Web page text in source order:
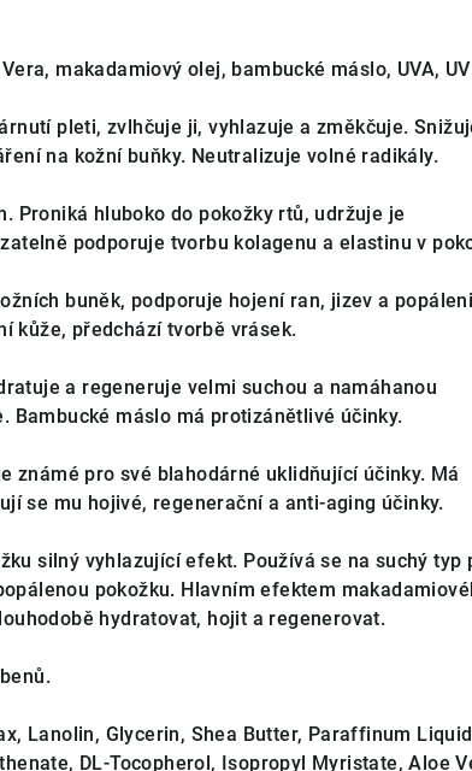
makadamiový olej, bambucké máslo, UVA,
pleti, zvlhčuje ji, vyhlazuje a změkčuje.
na kožní buňky. Neutralizuje volné radikály.
Proniká hluboko do pokožky rtů, udržuje je
podporuje tvorbu kolagenu a elastinu v
buněk, podporuje hojení ran, jizev a
kůže, předchází tvorbě vrásek.
a regeneruje velmi suchou a namáhanou
Bambucké máslo má protizánětlivé účinky.
známé pro své blahodárné uklidňující účinky. Má
se mu hojivé, regenerační a anti-aging účinky.
silný vyhlazující efekt. Používá se na suchý typ
pokožku. Hlavním efektem
hydratovat, hojit a regenerovat.
Lanolin, Glycerin, Shea Butter, Paraffinum
DL-Tocopherol, Isopropyl Myristate, Aloe